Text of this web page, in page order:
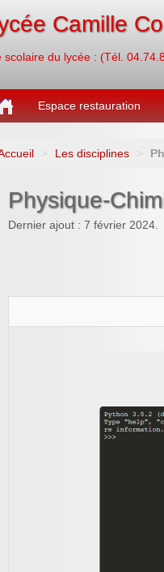
Camille
scolaire du lycée : (Tél.
Espace restauration
> Les disciplines >
Physique-
Dernier ajout : 7 février 2024.